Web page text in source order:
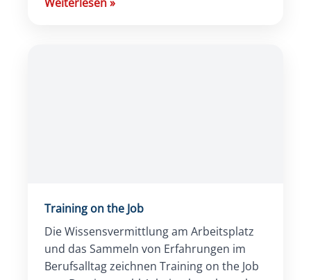
Weiterlesen»
Training on the Job
Die Wissensvermittlung am Arbeitsplatz
und das Sammeln von Erfahrungen im
Berufsalltag zeichnen Training on the Job